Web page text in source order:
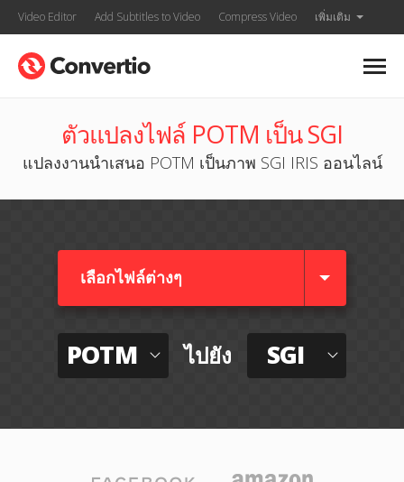
Video Editor Add Subtitles to Video Compress Video เพิ่มเติม
ตัวแปลงไฟล์ POTM เป็น SGI
แปลงงานนำเสนอ POTM เป็นภาพ SGI IRIS ออนไลน์
เลือกไฟล์ต่างๆ​
POTM ไปยัง SGI